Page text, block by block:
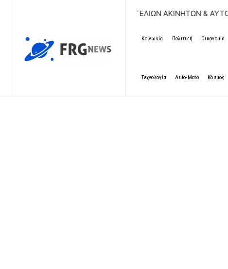
ΔΩΡΕΑΝ ΚΑΤΑΧΩΡΗΣΗ ΑΓΓΕΛΙΩΝ ΑΚΙΝΗΤΩΝ &
Κοινωνία Πολιτική Οικονομία
Τεχνολογία Auto-Moto Κόσμος